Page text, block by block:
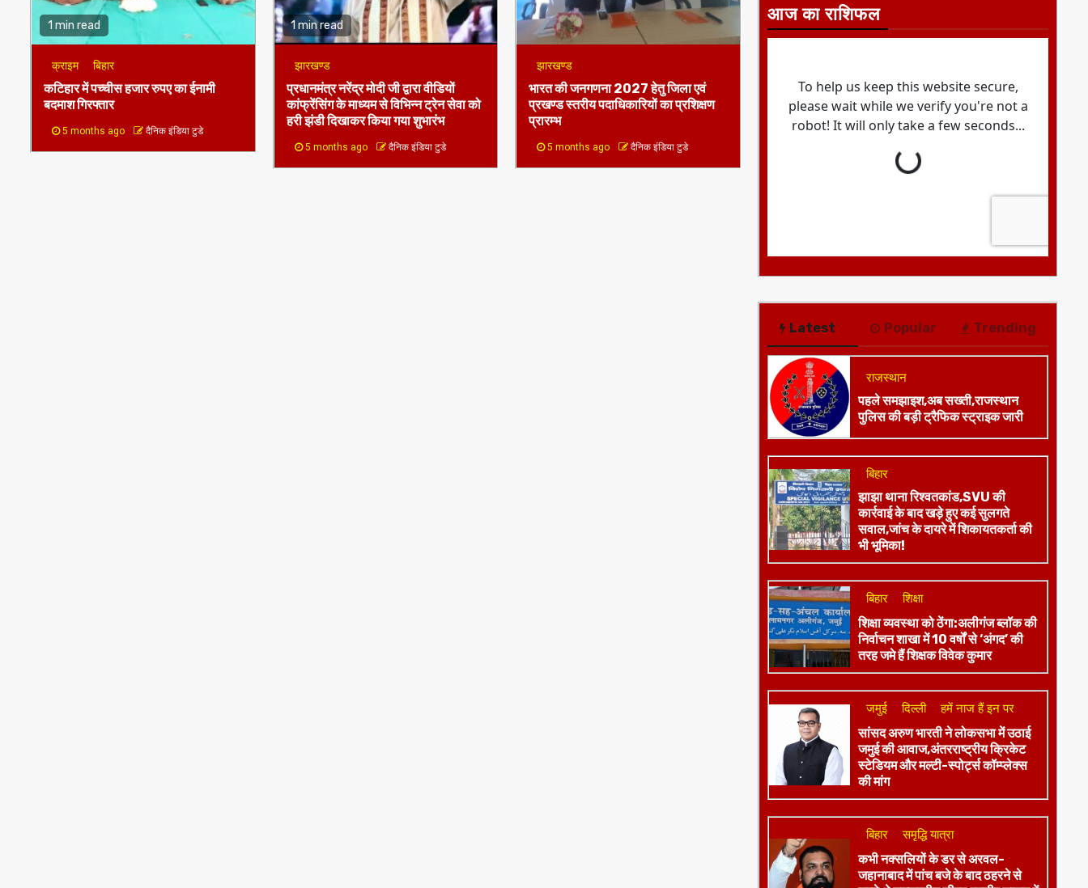
1 min read
क्राइम बिहार
कटिहार में पच्चीस हजार रुपए का ईनामी
बदमाश गिरफ्तार
5 months ago दैनिक इंडिया टुडे
1 min read
झारखण्ड
प्रधानमंत्र नरेंद्र मोदी जी द्वारा वीडियों
कांफ्रेंसिंग के माध्यम से विभिन्न ट्रेन सेवा को
हरी झंडी दिखाकर किया गया शुभारंभ
5 months ago दैनिक इंडिया टुडे
झारखण्ड
भारत की जनगणना 2027 हेतु जिला एवं
प्रखण्ड स्तरीय पदाधिकारियों का प्रशिक्षण
प्रारम्भ
5 months ago दैनिक इंडिया टुडे
आज का राशिफल
Latest Popular Trending
राजस्थान
पहले समझाइश,अब सख्ती,राजस्थान
पुलिस की बड़ी ट्रैफिक स्ट्राइक जारी
बिहार
झाझा थाना रिश्वतकांड,SVU की
कार्रवाई के बाद खड़े हुए कई सुलगते
सवाल,जांच के दायरे में शिकायतकर्ता की
भी भूमिका!
बिहार शिक्षा
शिक्षा व्यवस्था को ठेंगा:अलीगंज ब्लॉक की
निर्वाचन शाखा में 10 वर्षों से ‘अंगद’ की
तरह जमे हैं शिक्षक विवेक कुमार
जमुई दिल्ली हमें नाज हैं इन पर
​सांसद अरुण भारती ने लोकसभा में उठाई
जमुई की आवाज,अंतरराष्ट्रीय क्रिकेट
स्टेडियम और मल्टी-स्पोर्ट्स कॉम्प्लेक्स
की मांग
बिहार समृद्धि यात्रा
कभी नक्सलियों के डर से अरवल-
जहानाबाद में पांच बजे के बाद ठहरने से